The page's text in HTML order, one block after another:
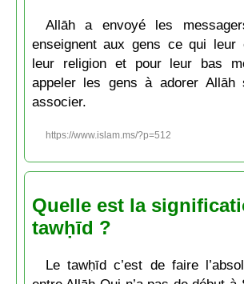
Allāh a envoyé les
enseignent aux gens ce qui leur
leur religion et pour leur bas
appeler les gens à adorer Allāh
associer.
https://www.islam.ms/?p=512
Quelle est la
tawḥīd ?
Le tawḥīd c’est de faire